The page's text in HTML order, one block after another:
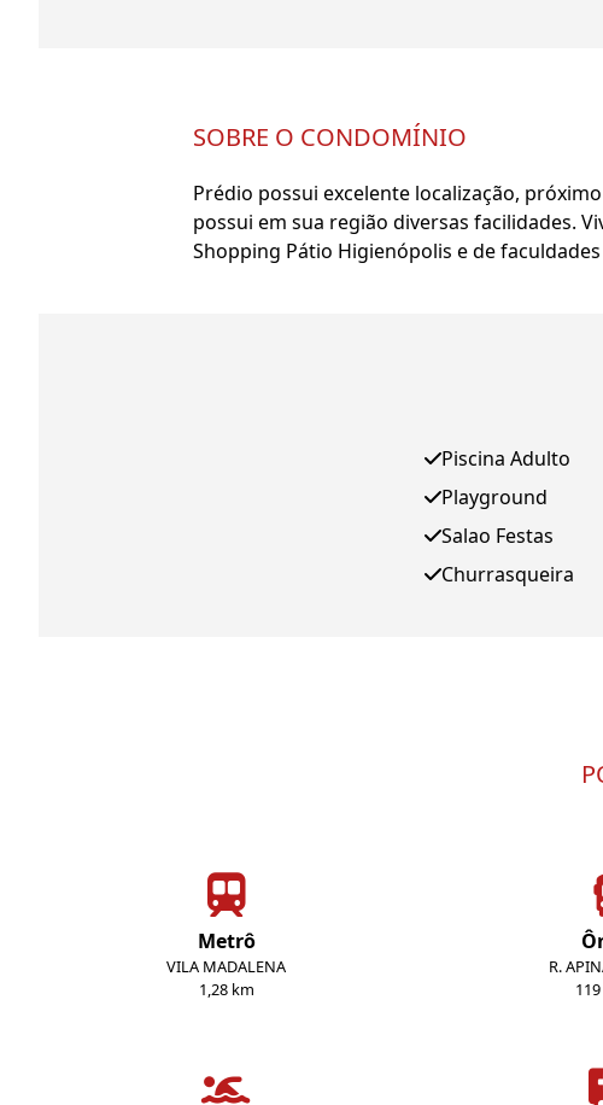
SOBRE O CONDOMÍNIO
Prédio possui excelente localização,
possui em sua região diversas facilidades.
Shopping Pátio Higienópolis e de
Piscina Adulto
Playground
Salao Festas
Churrasqueira
Metrô
VILA MADALENA
1,28 km
R.